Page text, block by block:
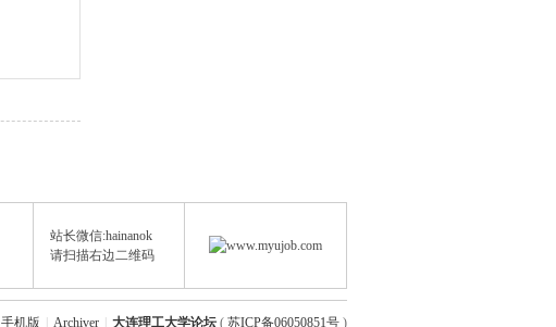
站长微信:hainanok
请扫描右边二维码
手机版 Archiver 大连理工大学论坛 ( 苏ICP备06050851号 )